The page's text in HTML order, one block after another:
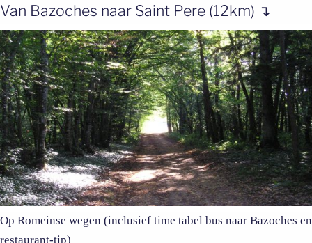
Van Bazoches naar Saint Pere (12km) ↴
Op Romeinse wegen (inclusief time tabel bus naar Bazoches en
restaurant-tip)